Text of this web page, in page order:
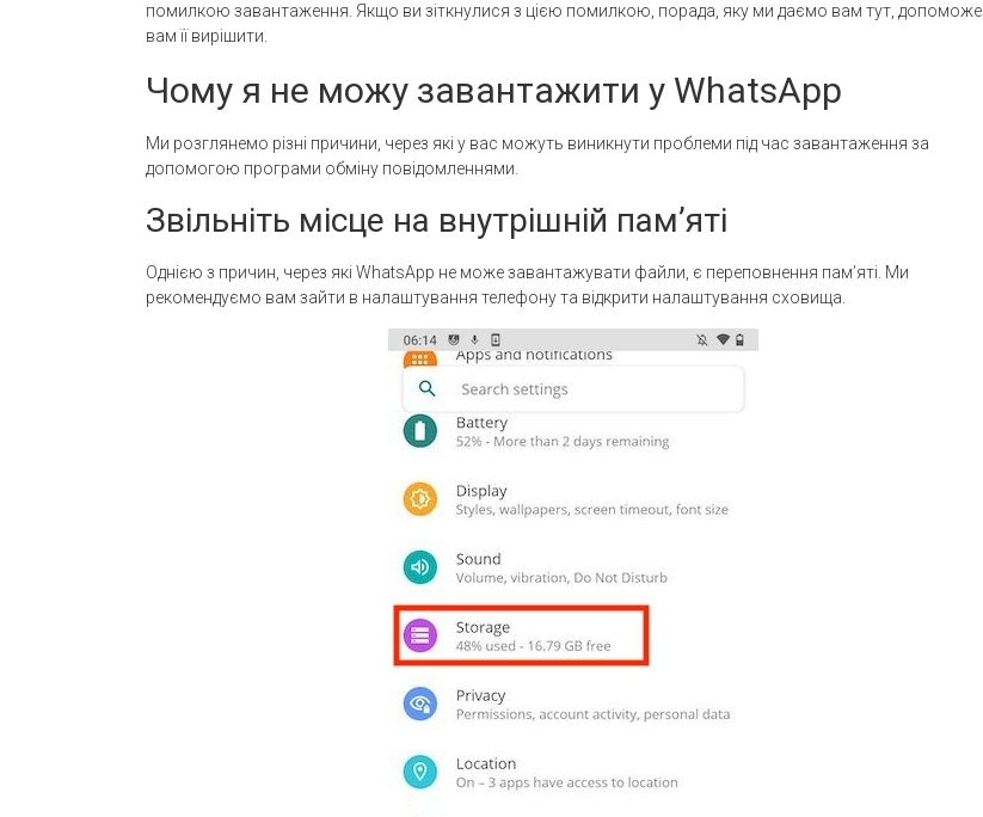
помилкою завантаження. Якщо ви зіткнулися з цією помилкою, порада, яку ми даємо вам тут, допоможе
вам її вирішити.
Чому я не можу завантажити у WhatsApp
Ми розглянемо різні причини, через які у вас можуть виникнути проблеми під час завантаження за
допомогою програми обміну повідомленнями.
Звільніть місце на внутрішній пам’яті
Однією з причин, через які WhatsApp не може завантажувати файли, є переповнення пам’яті. Ми
рекомендуємо вам зайти в налаштування телефону та відкрити налаштування сховища.